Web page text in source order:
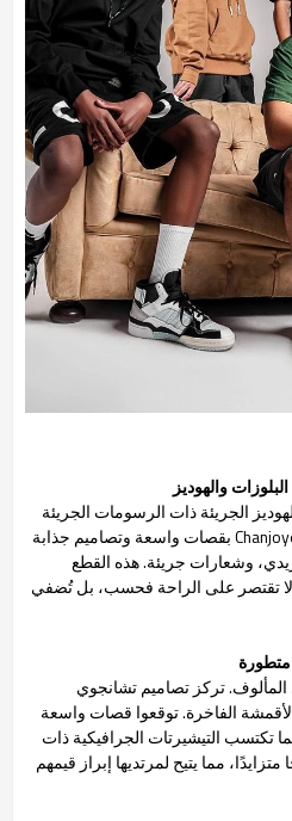
والهوديز الجريئة ذات الرسومات الجريئة
بقوة. تتميز أحدث مجموعة من Chanjoye بقصات واسعة وتصاميم جذابة
وشعارات جريئة. هذه القطع
تقتصر على الراحة فحسب، بل تُضفي
تركز تصاميم تشانجوي
الفاخرة. توقعوا قصات واسعة
التيشيرتات الجرافيكية ذات
متزايدًا، مما يتيح لمرتديها إبراز قيمهم